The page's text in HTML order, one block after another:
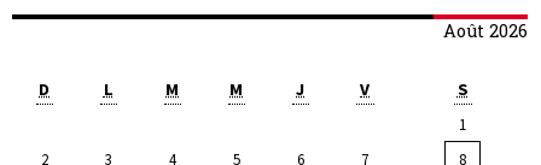
Août 2026
D L M M J V S
1
2
3 4 5 6 7
8